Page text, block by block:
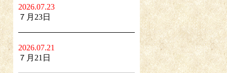
2026.07.23
７月23日
2026.07.21
７月21日